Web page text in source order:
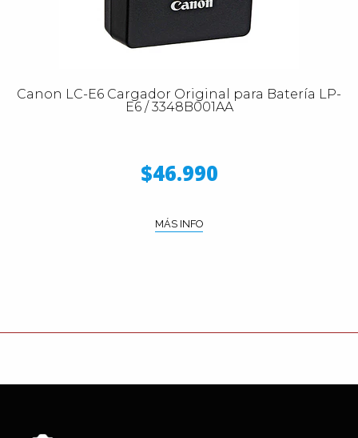
Canon LC-E6 Cargador Original para Batería LP-
E6 / 3348B001AA
$46.990
MÁS INFO